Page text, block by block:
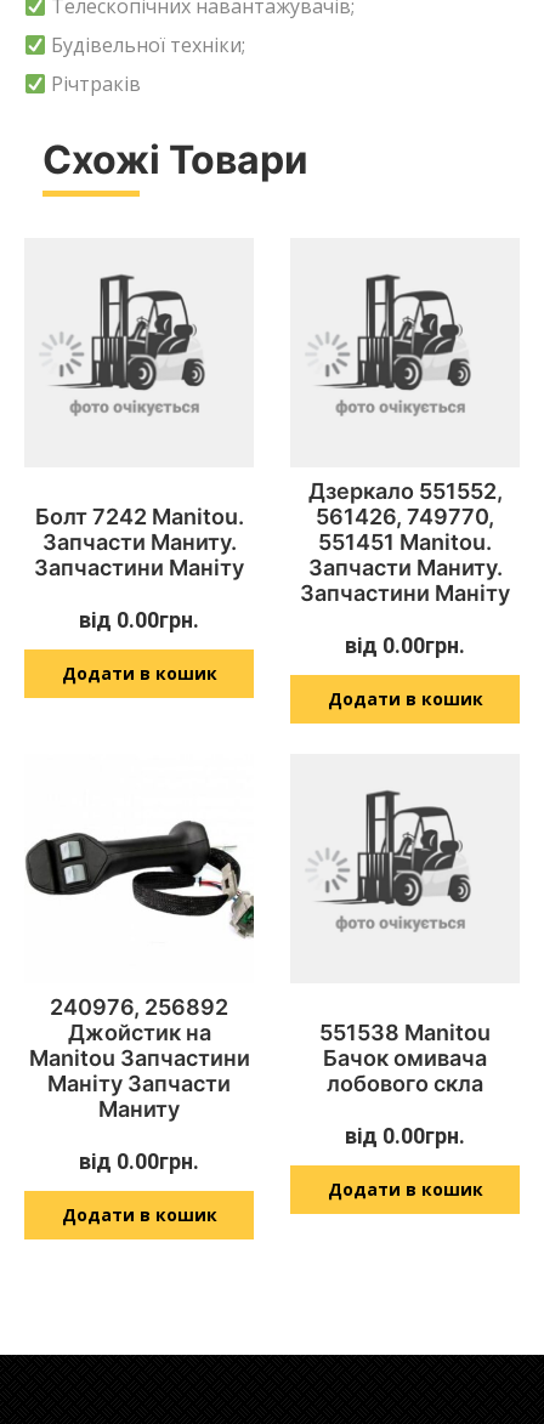
Телескопічних навантажувачів;
Будівельної техніки;
Річтраків
Схожі Товари
Болт 7242 Manitou.
Запчасти Маниту.
Запчастини Маніту
від 0.00грн.
Додати в кошик
Дзеркало 551552,
561426, 749770,
551451 Manitou.
Запчасти Маниту.
Запчастини Маніту
від 0.00грн.
Додати в кошик
240976, 256892
Джойстик на
Manitou Запчастини
Маніту Запчасти
Маниту
від 0.00грн.
Додати в кошик
551538 Manitou
Бачок омивача
лобового скла
від 0.00грн.
Додати в кошик